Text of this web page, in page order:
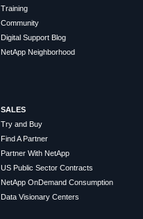
Training
Community
Digital Support Blog
NetApp Neighborhood
SALES
Try and Buy
Find A Partner
Partner With NetApp
US Public Sector Contracts
NetApp OnDemand Consumption
Data Visionary Centers